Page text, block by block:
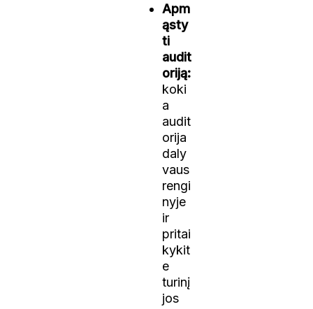
Apm
ąsty
ti
audit
oriją:
koki
a
audit
orija
daly
vaus
rengi
nyje
ir
pritai
kykit
e
turinį
jos